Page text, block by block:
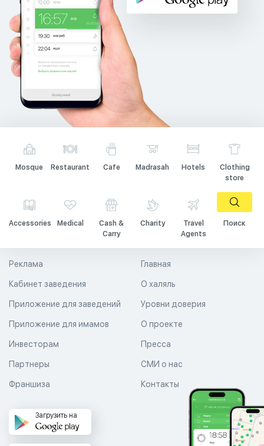
Mosque Restaurant Cafe Madrasah Hotels
Clothing
store
Accessories Medical
Cash &
Carry
Charity
Travel
Agents
Поиск
Главная
О халяль
Уровни доверия
Реклама
Кабинет заведения
Приложение для заведений
Приложение для имамов О проекте
Пресса
СМИ о нас
Контакты
Инвесторам
Партнеры
Франшиза
Загрузить на